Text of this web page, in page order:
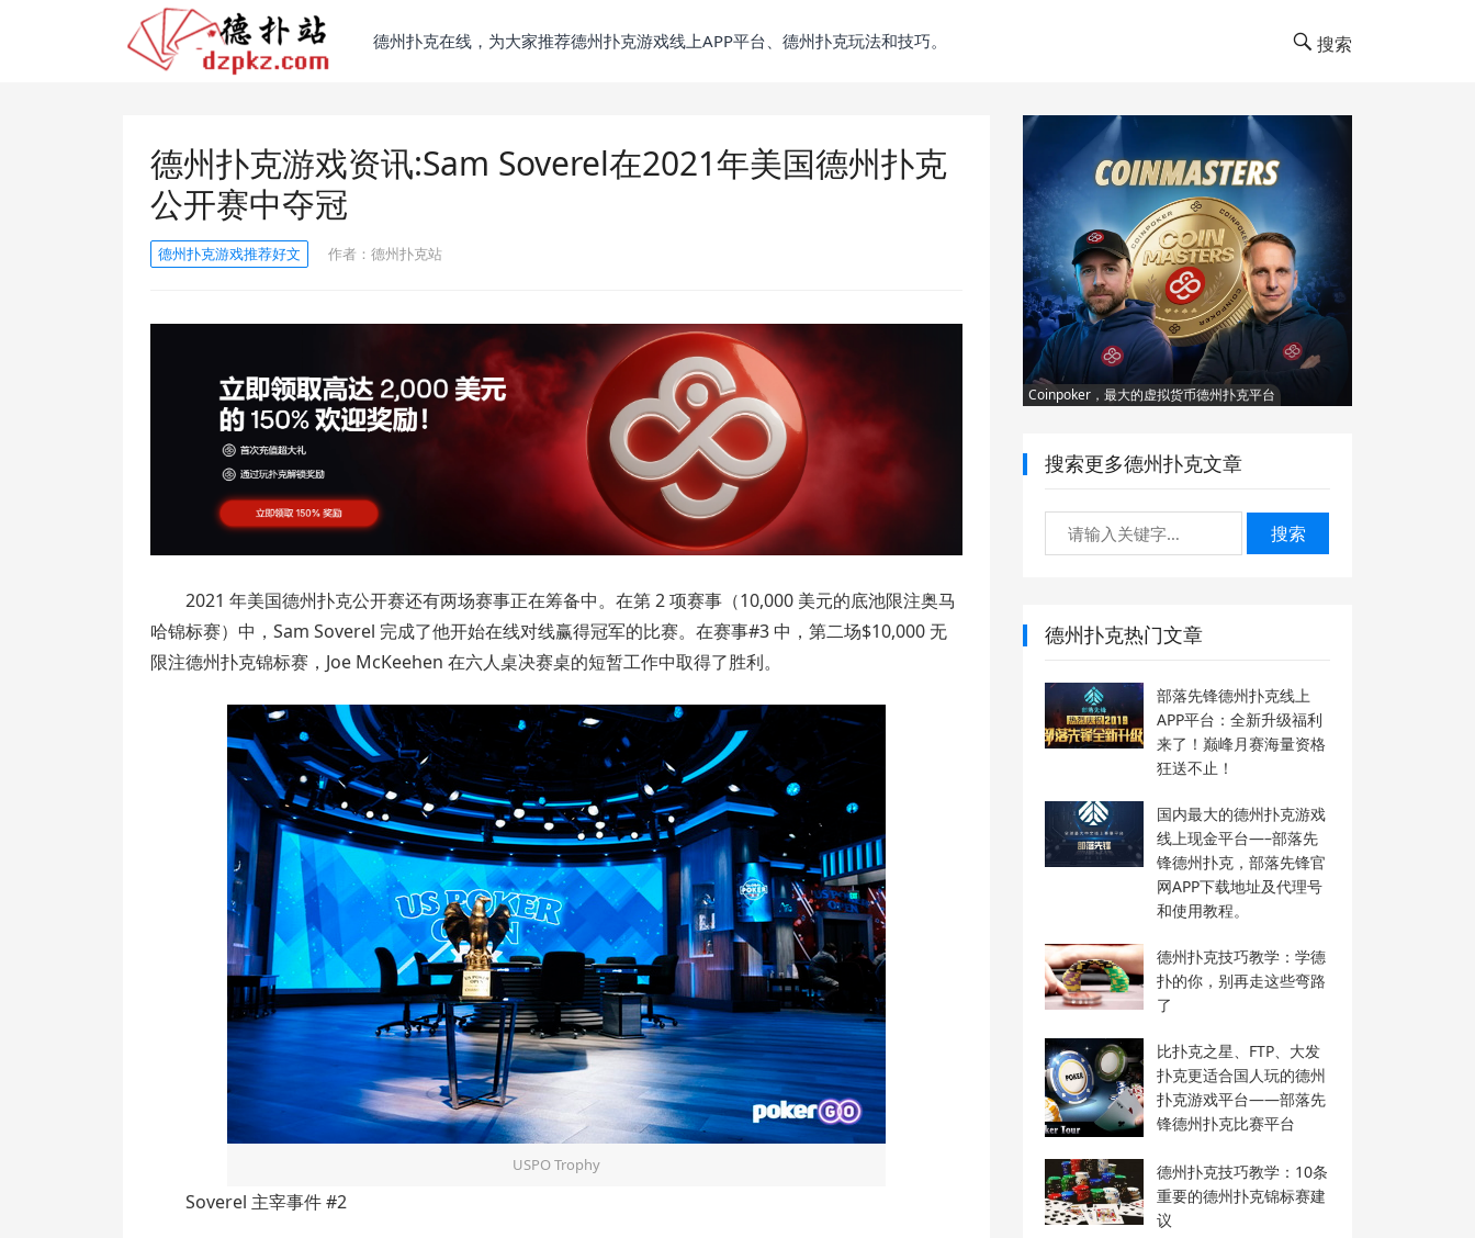
德州扑克在线，为大家推荐德州扑克游戏线上APP平台、德州扑克玩法和技巧。 搜索
德州扑克游戏资讯:Sam Soverel在2021年美国德州扑克
公开赛中夺冠
德州扑克游戏推荐好文 作者： 德州扑克站
2021 年美国德州扑克公开赛还有两场赛事正在筹备中。在第 2 项赛事（10,000 美元的底池限注奥马
哈锦标赛）中，Sam Soverel 完成了他开始在线对线赢得冠军的比赛。在赛事#3 中，第二场$10,000 无
限注德州扑克锦标赛，Joe McKeehen 在六人桌决赛桌的短暂工作中取得了胜利。
USPO Trophy
Soverel 主宰事件 #2
Coinpoker，最大的虚拟货币德州扑克平台
搜索更多德州扑克文章
搜索
德州扑克热门文章
部落先锋德州扑克线上
APP平台：全新升级福利
来了！巅峰月赛海量资格
狂送不止！
国内最大的德州扑克游戏
线上现金平台—–部落先
锋德州扑克，部落先锋官
网APP下载地址及代理号
和使用教程。
德州扑克技巧教学：学德
扑的你，别再走这些弯路
了
比扑克之星、FTP、大发
扑克更适合国人玩的德州
扑克游戏平台——部落先
锋德州扑克比赛平台
德州扑克技巧教学：10条
重要的德州扑克锦标赛建
议